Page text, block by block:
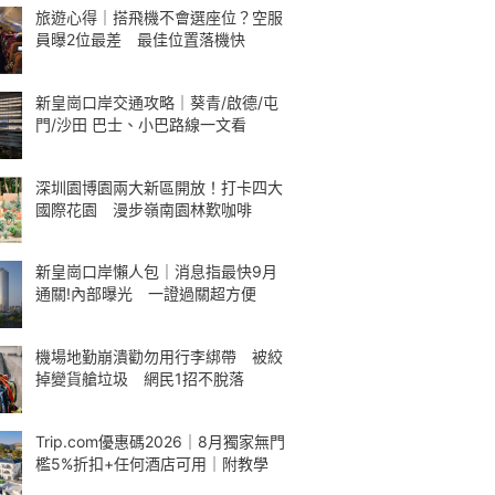
旅遊心得｜搭飛機不會選座位？空服
員曝2位最差 最佳位置落機快
新皇崗口岸交通攻略｜葵青/啟德/屯
門/沙田 巴士、小巴路線一文看
深圳園博園兩大新區開放！打卡四大
國際花園 漫步嶺南園林歎咖啡
新皇崗口岸懶人包｜消息指最快9月
通關!內部曝光 一證過關超方便
機場地勤崩潰勸勿用行李綁帶 被絞
掉變貨艙垃圾 網民1招不脫落
Trip.com優惠碼2026｜8月獨家無門
檻5%折扣+任何酒店可用｜附教學